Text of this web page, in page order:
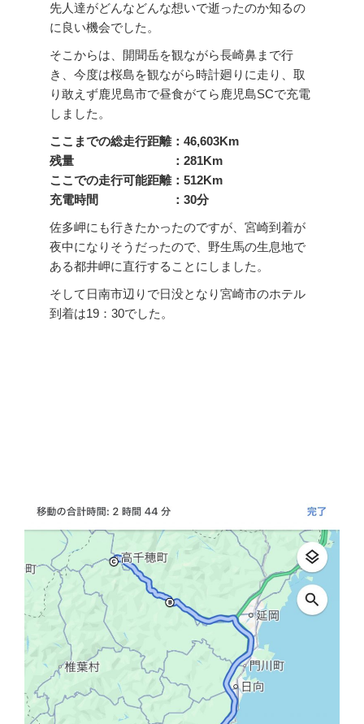
先人達がどんなどんな想いで逝ったのか知るの
に良い機会でした。
そこからは、開聞岳を観ながら長崎鼻まで行
き、今度は桜島を観ながら時計廻りに走り、取
り敢えず鹿児島市で昼食がてら鹿児島SCで充電
しました。
ここまでの総走行距離：46,603Km
残量 ：281Km
ここでの走行可能距離：512Km
充電時間 ：30分
佐多岬にも行きたかったのですが、宮崎到着が
夜中になりそうだったので、野生馬の生息地で
ある都井岬に直行することにしました。
そして日南市辺りで日没となり宮崎市のホテル
到着は19：30でした。